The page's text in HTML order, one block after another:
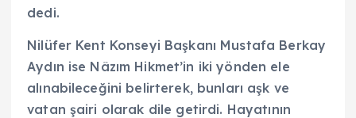
dedi.
Nilüfer Kent Konseyi Başkanı Mustafa Berkay
Aydın ise Nâzım Hikmet’in iki yönden ele
alınabileceğini belirterek, bunları aşk ve
vatan şairi olarak dile getirdi. Hayatının